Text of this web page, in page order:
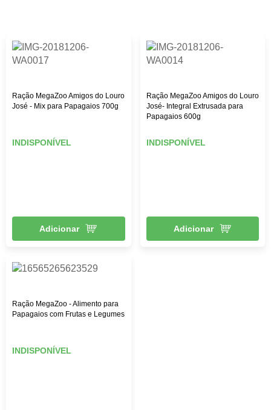
Ração MegaZoo Amigos do Louro
José - Mix para Papagaios 700g
INDISPONÍVEL
Adicionar
Ração MegaZoo Amigos do Louro
José- Integral Extrusada para
Papagaios 600g
INDISPONÍVEL
Adicionar
Ração MegaZoo - Alimento para
Papagaios com Frutas e Legumes
INDISPONÍVEL